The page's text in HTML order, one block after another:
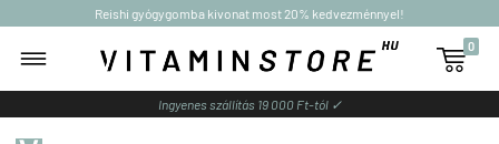
Reishi gyógygomba kivonat most 20% kedvezménnyel!

0
Ingyenes szállítás 19 000 Ft-tól ✓